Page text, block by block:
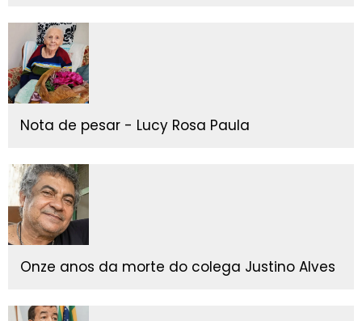
Nota de pesar - Lucy Rosa Paula
Onze anos da morte do colega Justino Alves